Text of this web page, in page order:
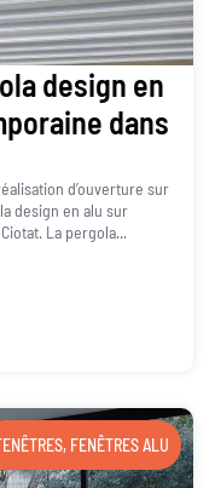
design en
dans
d’ouverture sur
design en alu sur
La pergola...
, FENÊTRES ALU